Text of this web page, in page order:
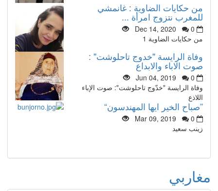
من حكايات الضاوية : غانمشي
للمغرب نتزوج امرأة ...
Dec 14, 2020
0
من حكايات الضاوية 1
وفاة الرايسة "خدوج تاحلوشت" :
صوت الاباء والابداع
Jun 04, 2019
0
وفاة الرايسة "خدّوج تاحلوشت": صوت الإباء
اللاذع
”صباح الخير ايها المهندسون“
Mar 09, 2019
0
زينب سعيد
مغاربي